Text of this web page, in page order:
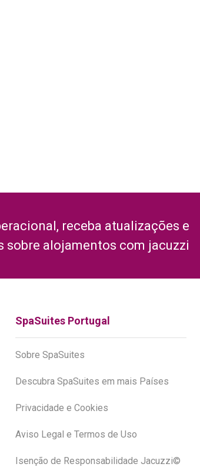
receba atualizações e
sobre alojamentos com jacuzzi
SpaSuites Portugal
Sobre SpaSuites
Descubra SpaSuites em mais Países
Privacidade e Cookies
Aviso Legal e Termos de Uso
Isenção de Responsabilidade Jacuzzi©